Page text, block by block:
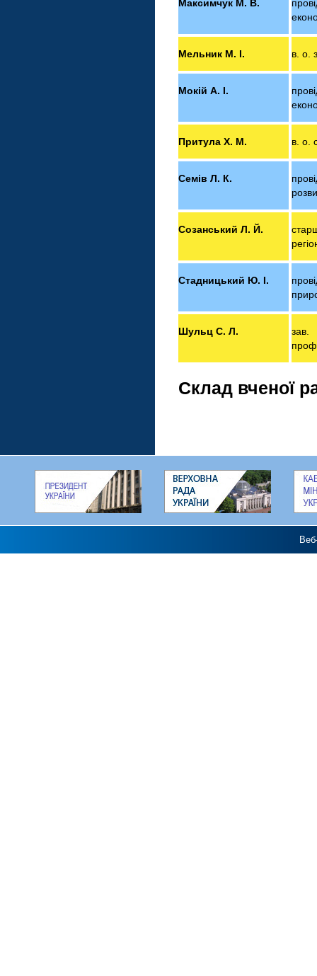
Максимчук М. В.
Мельник М. І. в. о.
Мокій А. І.
Притула Х. М. в. о.
Семів Л. К.
Созанський Л. Й.
Стадницький Ю. І.
Шульц С. Л.
зав.
Склад вченої